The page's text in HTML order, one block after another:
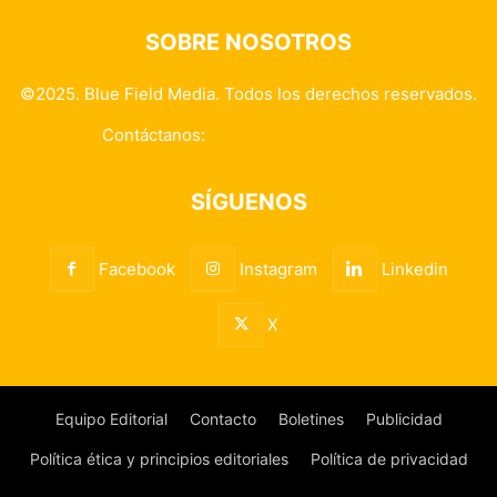
SOBRE NOSOTROS
©2025. Blue Field Media. Todos los derechos reservados.
Contáctanos:
SÍGUENOS
Facebook Instagram Linkedin
X
Equipo Editorial Contacto Boletines Publicidad
Política ética y principios editoriales Política de privacidad